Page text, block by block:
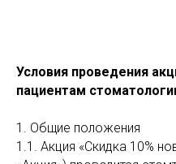
Условия проведения
пациентам
1. Общие положения
1.1. Акция «Скидка 10%